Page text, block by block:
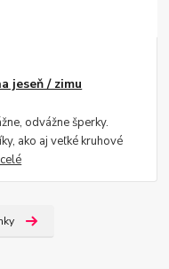
jeseň / zimu
odvážne šperky.
ako aj veľké kruhové